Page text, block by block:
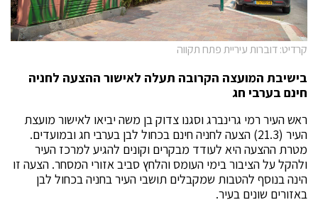
קרדיט: דוברות עיריית פתח תקווה
בישיבת המועצה הקרובה תעלה לאישור ההצעה לחניה
חינם בערבי חג
ראש העיר רמי גרינברג וסגנו צדוק בן משה יביאו לאישור מועצת
העיר (21.3) הצעה לחניה חינם בכחול לבן בערבי חג ובמועדים.
מטרת ההצעה היא לעודד מבקרים וקונים להגיע למרכז העיר
ולהקל על הציבור בימי העומס והלחץ סביב אזורי המסחר. הצעה זו
הינה בנוסף להטבות שמקבלים תושבי העיר בחניה בכחול לבן
באזורים שונים בעיר.